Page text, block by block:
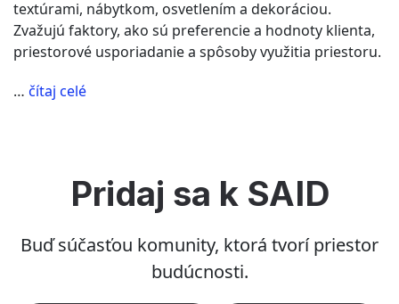
textúrami, nábytkom, osvetlením a dekoráciou.
Zvažujú faktory, ako sú preferencie a hodnoty klienta,
priestorové usporiadanie a spôsoby využitia priestoru.
… čítaj celé“Je
dizajnom
a
interiérovou
architektúrou?”
Pridaj sa k SAID
Buď súčasťou komunity, ktorá tvorí priestor
budúcnosti.